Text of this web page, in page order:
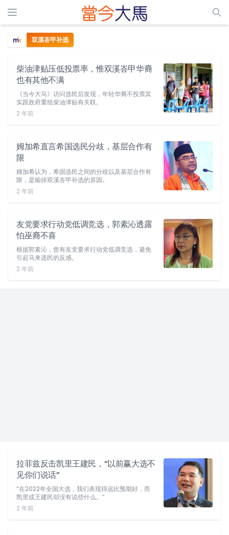
双溪峇甲补选
柴油津贴压低投票率，惟双溪峇甲华裔
也有其他不满
《当今大马》访问选民后发现，年轻华裔不投票其
实跟政府重组柴油津贴有关联。
2 年前
姆加希直言希国选民分歧，基层合作有
限
姆加希认为，希国选民之间的分歧以及基层合作有
限，是输掉双溪峇甲补选的原因。
2 年前
友党要求行动党低调竞选，郭素沁透露
怕巫裔不喜
根据郭素沁，曾有友党要求行动党低调竞选，避免
引起马来选民的反感。
2 年前
拉菲兹反击凯里王建民，“以前赢大选不
见你们说话”
“在2022年全国大选，我们表现得远比预期好，而
凯里或王建民却没有说些什么。”
2 年前